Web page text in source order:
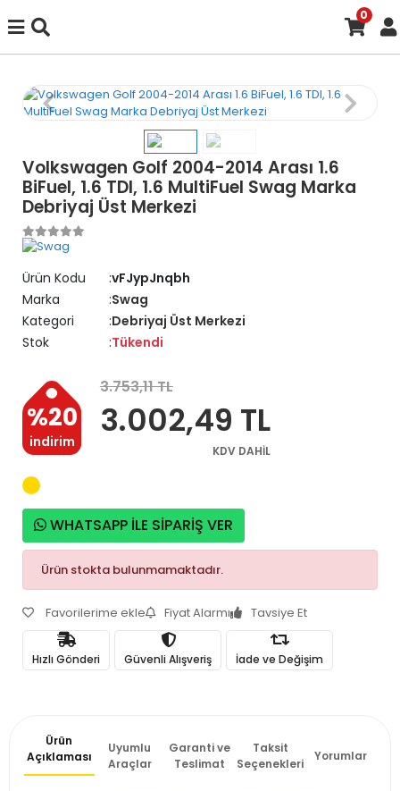
0
Volkswagen Golf 2004-2014 Arası 1.6
BiFuel, 1.6 TDI, 1.6 MultiFuel Swag Marka
Debriyaj Üst Merkezi
Ürün Kodu
vFJypJnqbh
Marka
Swag
Kategori
Debriyaj Üst Merkezi
Stok
Tükendi
%20
indirim
3.753,11 TL
3.002,49 TL
KDV DAHİL
WHATSAPP İLE SİPARİŞ VER
Ürün stokta bulunmamaktadır.
Favorilerime ekle Fiyat Alarmı Tavsiye Et
Hızlı Gönderi Güvenli Alışveriş İade ve Değişim
Ürün
Açıklaması
Uyumlu
Araçlar
Garanti ve
Teslimat
Taksit
Seçenekleri
Yorumlar